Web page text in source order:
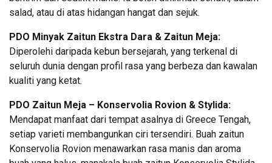
salad, atau di atas hidangan hangat dan sejuk.
PDO Minyak Zaitun Ekstra Dara & Zaitun Meja:
Diperolehi daripada kebun bersejarah, yang terkenal di
seluruh dunia dengan profil rasa yang berbeza dan kawalan
kualiti yang ketat.
PDO Zaitun Meja – Konservolia Rovion & Stylida:
Mendapat manfaat dari tempat asalnya di Greece Tengah,
setiap varieti membangunkan ciri tersendiri. Buah zaitun
Konservolia Rovion menawarkan rasa manis dan aroma